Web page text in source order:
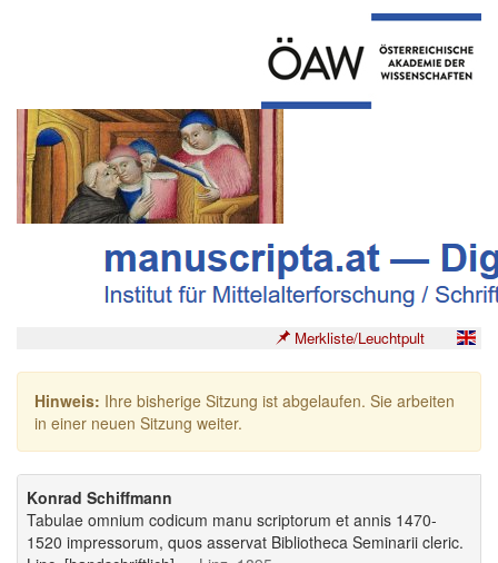
Merkliste/Leuchtpult
Hinweis: Ihre bisherige Sitzung ist abgelaufen. Sie arbeiten
in einer neuen Sitzung weiter.
Konrad Schiffmann
Tabulae omnium codicum manu scriptorum et annis 1470-
1520 impressorum, quos asservat Bibliotheca Seminarii cleric.